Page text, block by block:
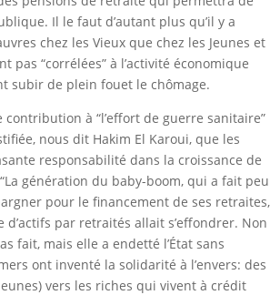
Il le faut d’autant plus qu’il y a
chez les Vieux que chez les Jeunes et
pas “corrélées” à l’activité économique
subir de plein fouet le chômage.
contribution à “l’effort de guerre sanitaire”
nous dit Hakim El Karoui, que les
responsabilité dans la croissance de
génération du baby-boom, qui a fait peu
pour le financement de ses retraites,
par retraités allait s’effondrer. Non
fait, mais elle a endetté l’État sans
ont inventé la solidarité à l’envers: des
vers les riches qui vivent à crédit